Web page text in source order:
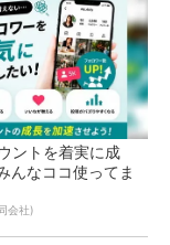
ントを着実に成
んなココ使ってま
会社)